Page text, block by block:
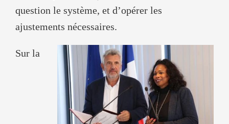
question le système, et d’opérer les
ajustements nécessaires.
Sur la